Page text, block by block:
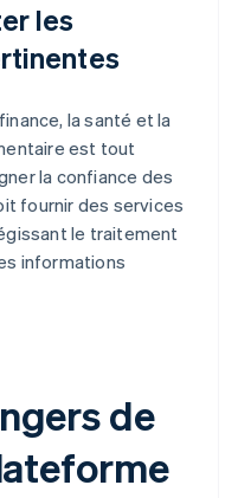
les
la santé et la
est tout
la confiance des
fournir des services
le traitement
informations
de